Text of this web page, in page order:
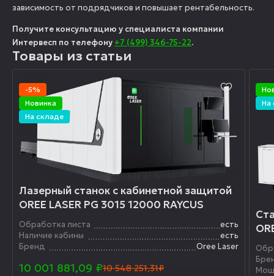
зависимость от подрядчиков и повышает рентабельность.
Получите консультацию у специалиста компании
Интервесп по телефону +7 (499) 346-75-22.
Товары из статьи
-5%
Новинка
На складе
Лазерный станок с кабинетной защитой
OREE LASER PG 3015 12000 RAYCUS
Обработка листа
есть
Наличие кабины
есть
Бренд
Oree Laser
10 001 881,09 ₽10 548 251,31₽
На